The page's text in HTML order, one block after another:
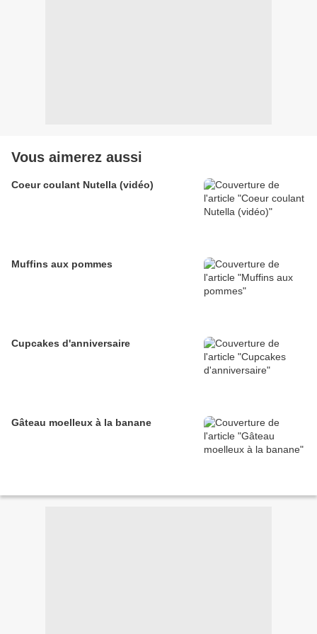
Vous aimerez aussi
Coeur coulant Nutella (vidéo)
Muffins aux pommes
Cupcakes d'anniversaire
Gâteau moelleux à la banane